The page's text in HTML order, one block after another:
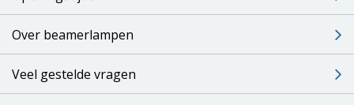
Over beamerlampen
Veel gestelde vragen